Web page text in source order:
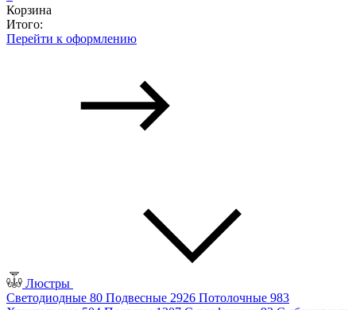
Корзина
Итого:
Перейти к оформлению
Люстры
Светодиодные 80 Подвесные 2926 Потолочные 983